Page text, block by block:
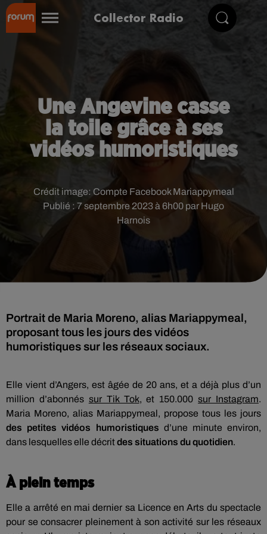
Collector Radio
Une Angevine casse
la toile grâce à ses
vidéos humoristiques
Publié : 7 septembre 2023 à 6h00 par Hugo
Harnois
Crédit image: Compte Facebook Mariappymeal
Portrait de Maria Moreno, alias Mariappymeal,
proposant tous les jours des vidéos
humoristiques sur les réseaux sociaux.
Elle vient d’Angers, est âgée de 20 ans, et a déjà plus d’un
million d’abonnés sur Tik Tok, et 150.000sur Instagram.
Maria Moreno, alias Mariappymeal, propose tous les jours
des petites vidéos humoristiques d’une minute environ,
dans lesquelles elle décritdes situations du quotidien.
À plein temps
Elle a arrêté en mai dernier sa Licence en Arts du spectacle
pour se consacrer pleinement à son activité sur les réseaux